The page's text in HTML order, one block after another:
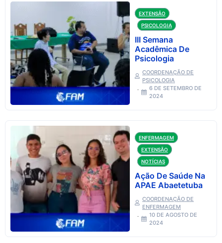
EXTENSÃO
PSICOLOGIA
III Semana
Acadêmica De
Psicologia
COORDENAÇÃO DE
PSICOLOGIA
6 DE SETEMBRO DE
2024
ENFERMAGEM
EXTENSÃO
NOTÍCIAS
Ação De Saúde Na
APAE Abaetetuba
COORDENAÇÃO DE
ENFERMAGEM
10 DE AGOSTO DE
2024